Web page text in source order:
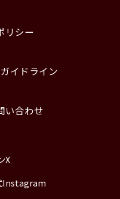
リシー
イドライン
い合わせ
X
Instagram